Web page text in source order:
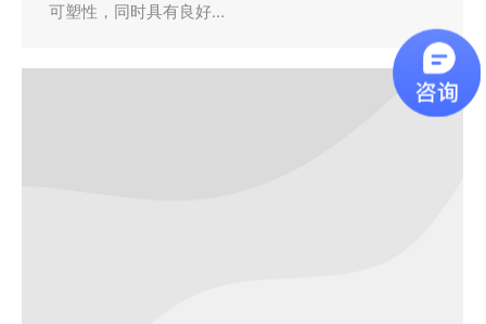
可塑性，同时具有良好…